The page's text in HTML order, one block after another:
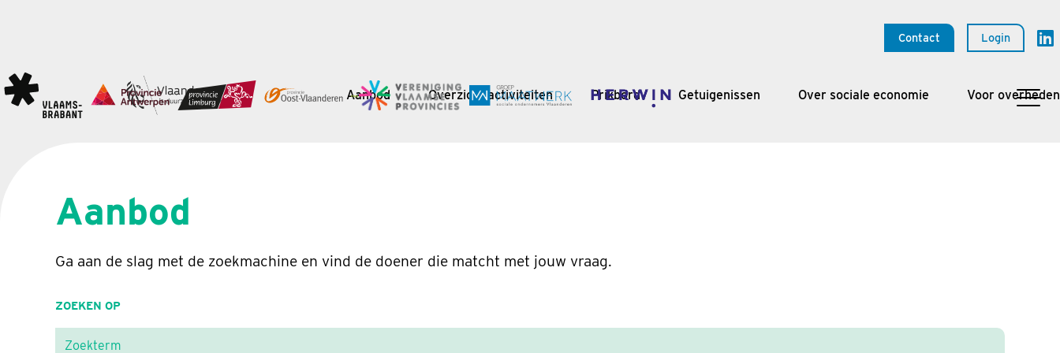
Contact Login
Aanbod Overzicht activiteiten Prikbord Getuigenissen Over sociale economie Voor overheden
Aanbod
Ga aan de slag met de zoekmachine en vind de doener die matcht met jouw vraag.
ZOEKEN OP